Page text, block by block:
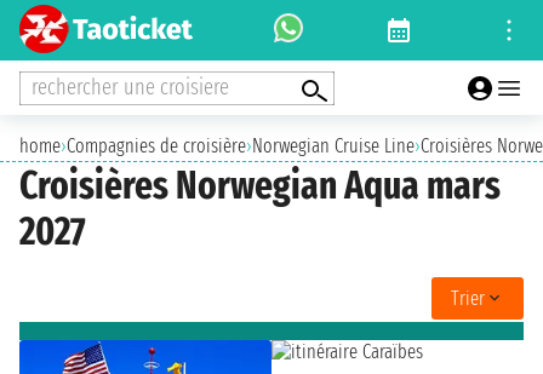
rechercher une croisiere
home›Compagnies de croisière›Norwegian Cruise Line›Croisières
Croisières Norwegian Aqua mars
2027
Trier